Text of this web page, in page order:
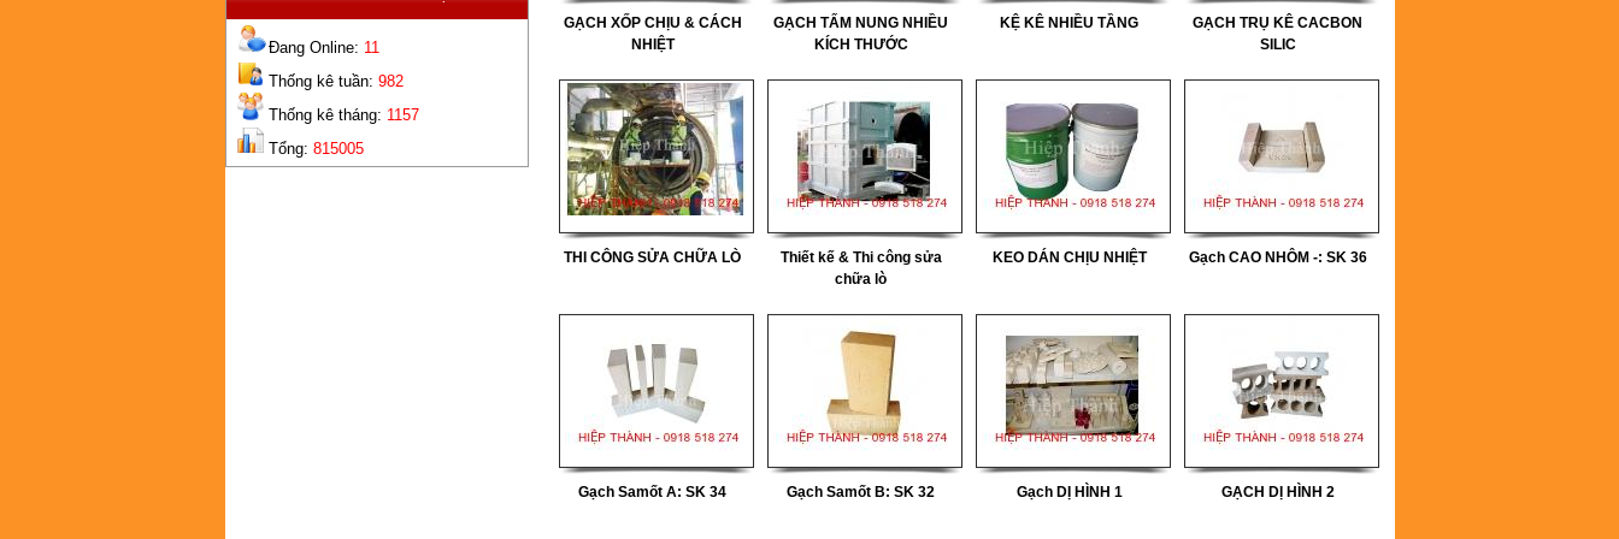
GẠCH
BÉC
GẠCH
GẠCH
Đang Online: 11
Thống kê tuần: 982
Thống kê tháng: 1157
Tổng: 815005
GẠCH XỐP CHỊU & CÁCH
NHIỆT
GẠCH TẤM NUNG NHIỀU
KÍCH THƯỚC
KỆ KÊ NHIỀU TẦNG
GẠCH TRỤ KÊ CACBON
SILIC
THI CÔNG SỬA CHỮA LÒ
Thiết kế & Thi công sửa
chữa lò
KEO DÁN CHỊU NHIỆT Gạch CAO NHÔM -: SK 36
Gạch Samốt A: SK 34 Gạch Samốt B: SK 32 Gạch DỊ HÌNH 1 GẠCH DỊ HÌNH 2